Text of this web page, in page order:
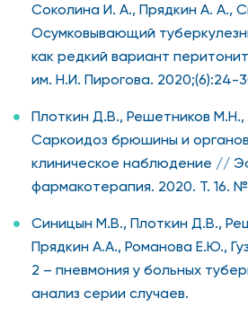
Соколина И. А., Прядкин А. А.,
Осумковывающий
как редкий вариант
им. Н.И. Пирогова. 2020;(6):24-
Плоткин Д.В., Решетников М.Н.,
Саркоидоз брюшины и
клиническое наблюдение //
фармакотерапия. 2020. Т. 16. №
Синицын М.В., Плоткин Д.В.,
Прядкин А.А., Романова Е.Ю.,
2 – пневмония у больных
анализ серии случаев.